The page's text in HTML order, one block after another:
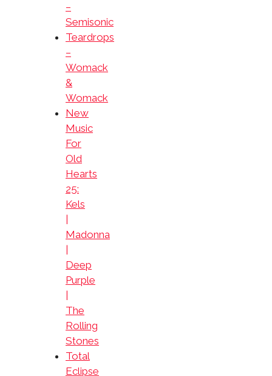
–
Semisonic
Teardrops
–
Womack
&
Womack
New
Music
For
Old
Hearts
25:
Kels
Madonna
Deep
Purple
The
Rolling
Stones
Total
Eclipse